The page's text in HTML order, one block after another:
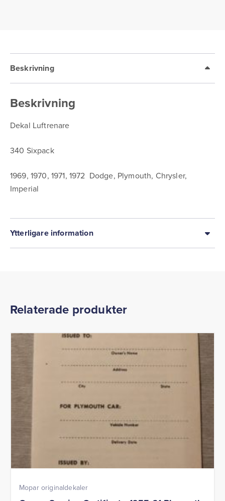
Beskrivning
Beskrivning
Dekal Luftrenare
340 Sixpack
1969, 1970, 1971, 1972 Dodge, Plymouth, Chrysler,
Imperial
Ytterligare information
Relaterade produkter
Mopar originaldekaler